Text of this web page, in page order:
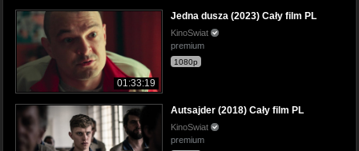
01:33:19
Jedna dusza (2023) Cały film PL
KinoSwiat
premium
1080p
Autsajder (2018) Cały film PL
KinoSwiat
premium